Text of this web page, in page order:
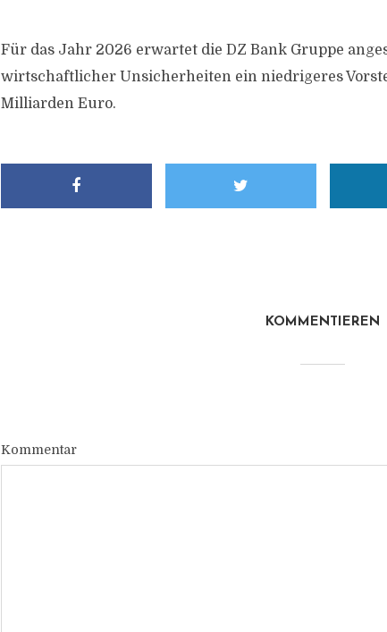
Für das Jahr 2026 erwartet die DZ Bank Gruppe
wirtschaftlicher Unsicherheiten ein niedrigeres
Milliarden Euro.
KOMMENTIEREN
Kommentar